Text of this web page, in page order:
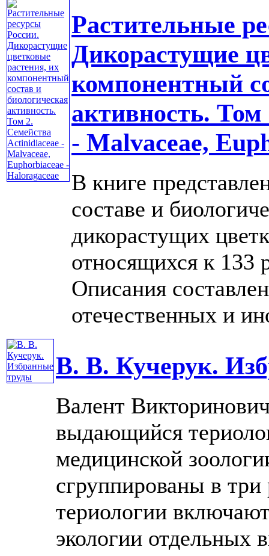
Растительные
Дикорастущие
компонентный
активность.
- Malvaceae,
В книге
составе и
дикорастущих
относящихся к 133
Описания
отечественных и
В. В. Кучерук.
Валент
выдающийся
медицинской
сгруппированы в три
териологии
экологии отдельных